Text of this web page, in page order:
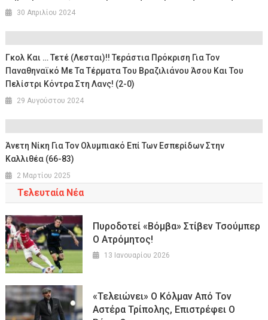
30 Απριλίου 2024
Γκολ Και … Τετέ (λεσται)!! Τεράστια Πρόκριση Για Τον
Παναθηναϊκό Με Τα Τέρματα Του Βραζιλιάνου Άσου Και Του
Πελίστρι Κόντρα Στη Λανς! (2-0)
29 Αυγούστου 2024
Άνετη Νίκη Για Τον Ολυμπιακό Επί Των Εσπερίδων Στην
Καλλιθέα (66-83)
2 Μαρτίου 2025
Τελευταία Νέα
Πυροδοτεί «βόμβα» Στίβεν Τσούμπερ
Ο Ατρόμητος!
13 Ιανουαρίου 2026
«Τελειώνει» Ο Κόλμαν Από Τον
Αστέρα Τρίπολης, Επιστρέφει Ο